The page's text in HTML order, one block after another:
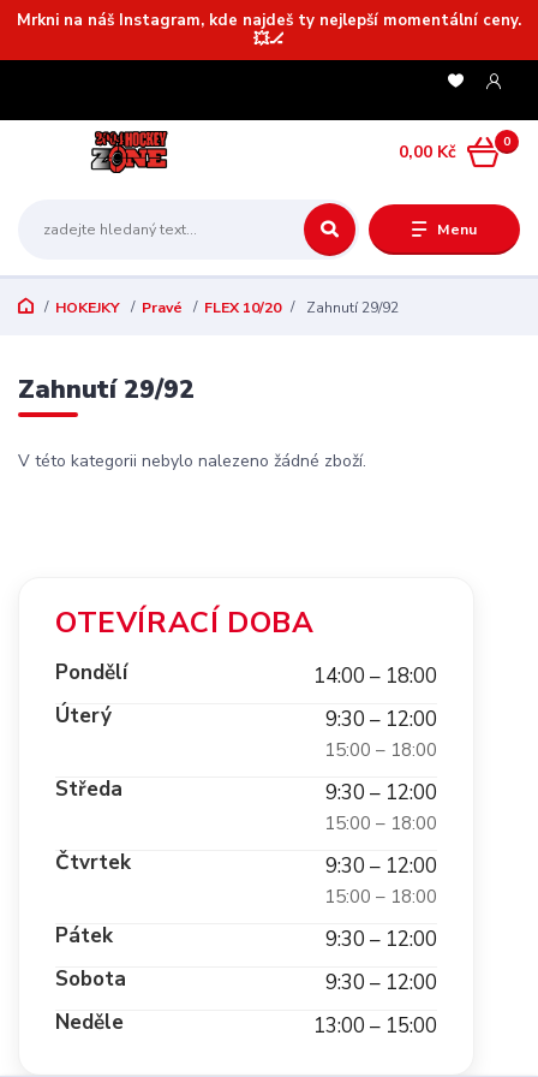
Mrkni na náš Instagram, kde najdeš ty nejlepší momentální ceny.
💥🏒
Menu
0
0,00 Kč
HOKEJKY Pravé FLEX 10/20 Zahnutí 29/92
Zahnutí 29/92
V této kategorii nebylo nalezeno žádné zboží.
OTEVÍRACÍ DOBA
Pondělí
14:00 – 18:00
Úterý
9:30 – 12:00
15:00 – 18:00
Středa 9:30 – 12:00
15:00 – 18:00
Čtvrtek 9:30 – 12:00
15:00 – 18:00
Pátek
9:30 – 12:00
Sobota
9:30 – 12:00
Neděle
13:00 – 15:00